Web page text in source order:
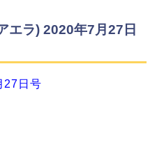
エラ) 2020年7月27日
27日号